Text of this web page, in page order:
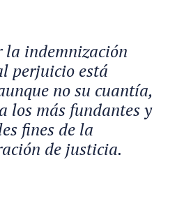
indemnización
perjuicio está
no su cuantía,
los más fundantes y
fines de la
de justicia.